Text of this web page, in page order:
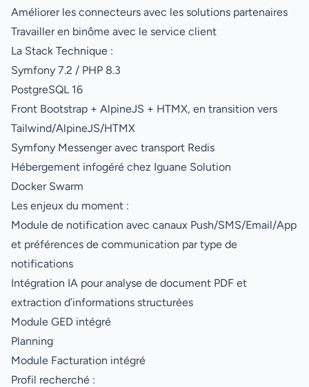
Améliorer les connecteurs avec les solutions partenaires
Travailler en binôme avec le service client
La Stack Technique :
Symfony 7.2 / PHP 8.3
PostgreSQL 16
Front Bootstrap + AlpineJS + HTMX, en transition vers
Tailwind/AlpineJS/HTMX
Symfony Messenger avec transport Redis
Hébergement infogéré chez Iguane Solution
Docker Swarm
Les enjeux du moment :
Module de notification avec canaux Push/SMS/Email/App
et préférences de communication par type de
notifications
Intégration IA pour analyse de document PDF et
extraction d’informations structurées
Module GED intégré
Planning
Module Facturation intégré
Profil recherché :